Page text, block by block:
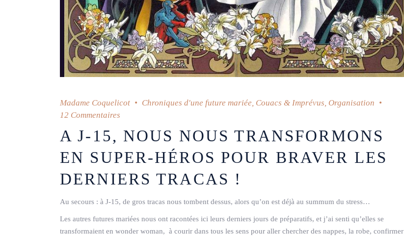
Madame Coquelicot Chroniques d'une future mariée, Couacs & Imprévus, Organisation
12 Commentaires
A J-15, NOUS NOUS TRANSFORMONS
EN SUPER-HÉROS POUR BRAVER LES
DERNIERS TRACAS !
Au secours : à J-15, de gros tracas nous tombent dessus, alors qu’on est déjà au summum du stress…
Les autres futures mariées nous ont racontées ici leurs derniers jours de préparatifs, et j’ai senti qu’elles se
transformaient en wonder woman, à courir dans tous les sens pour aller chercher des nappes, la robe, confirmer